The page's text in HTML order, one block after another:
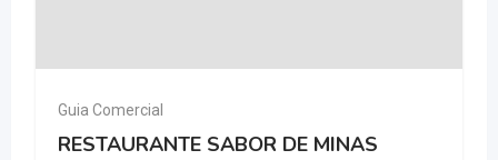
Guia Comercial
RESTAURANTE SABOR DE MINAS